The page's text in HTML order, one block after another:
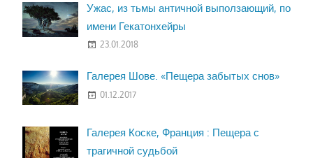
Ужас, из тьмы античной выползающий, по
имени Гекатонхейры
23.01.2018
Галерея Шове. «Пещера забытых снов»
01.12.2017
Галерея Коске, Франция : Пещера с
трагичной судьбой